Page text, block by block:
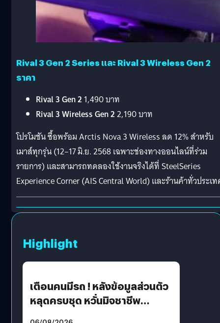
Rival 3 Gen 2 Series และ Rival 3 Wireless Gen 2
ราคา
Rival 3 Gen 21,490 บาท
Rival 3 Wireless Gen 2 2,190 บาท
โปรโมชัน ซื้อพร้อม Arctis Nova 3 Wireless ลด 12% สำหรับ
เมาส์ทุกรุ่น (12–17 มิ.ย. 2568 เฉพาะช่องทางออนไลน์ที่ร่วม
รายการ) และสามารถทดลองใช้งานจริงได้ที่ SteelSeries
Experience Corner (AIS Central World) และร้านค้าทั่วประเ
Highlight
เตือนคนมีรถ ! หลังข้อมูลส่วนตัว
หลุดครบชุด หวั่นมิจชาชีพ